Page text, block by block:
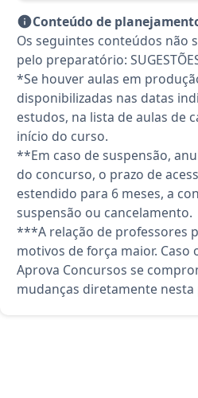
Conteúdo de
Os seguintes conteúdos não
pelo preparatório:
*Se houver aulas em
disponibilizadas nas datas
estudos, na lista de aulas de
início do curso.
**Em caso de suspensão,
do concurso, o prazo de
estendido para 6 meses, a
suspensão ou cancelamento.
***A relação de professores
motivos de força maior. Caso
Aprova Concursos se
mudanças diretamente